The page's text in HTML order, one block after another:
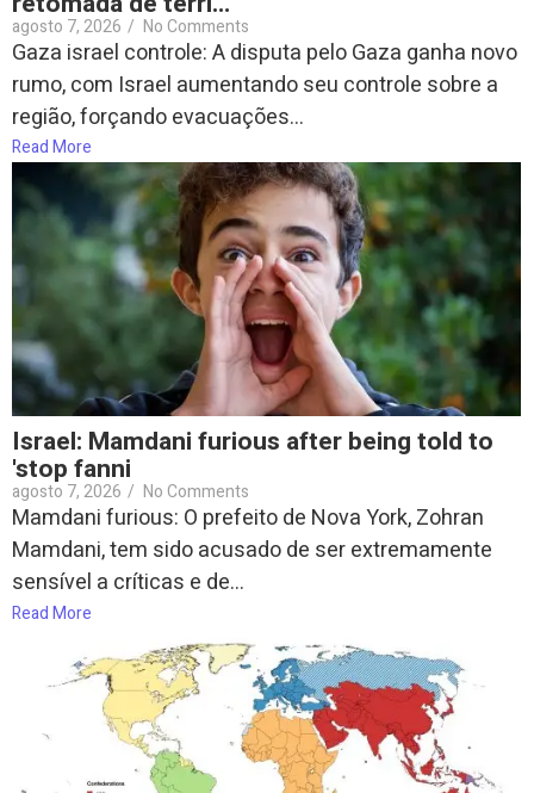
agosto 7, 2026 / No Comments
Gaza israel controle: A disputa pelo Gaza ganha novo
rumo, com Israel aumentando seu controle sobre a
região, forçando evacuações...
Read More
Israel: Mamdani furious after being told to
'stop fanni
agosto 7, 2026 / No Comments
Mamdani furious: O prefeito de Nova York, Zohran
Mamdani, tem sido acusado de ser extremamente
sensível a críticas e de...
Read More